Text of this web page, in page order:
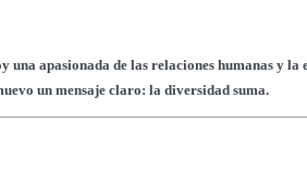
apasionada de las relaciones humanas
un mensaje claro: la diversidad suma.